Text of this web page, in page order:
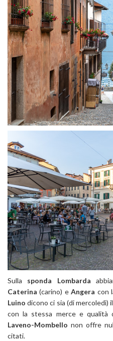
Sulla sponda Lombarda
Caterina (carino) eAngera con
Luino dicono ci sia (di mercoledì)
con la stessa merce e qualità
Laveno-Mombello non offre
citati.